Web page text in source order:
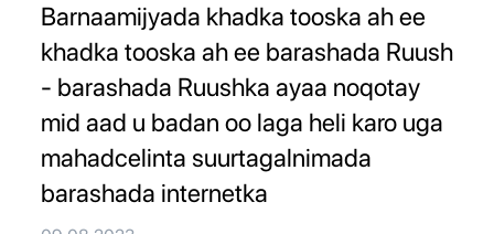
Barnaamijyada khadka tooska ah ee
khadka tooska ah ee barashada Ruush
- barashada Ruushka ayaa noqotay
mid aad u badan oo laga heli karo uga
mahadcelinta suurtagalnimada
barashada internetka